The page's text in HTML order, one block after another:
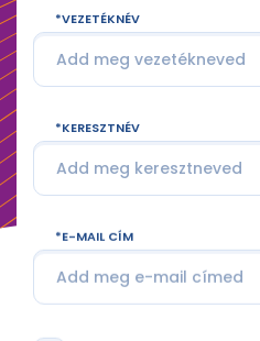
VEZETÉKNÉV
KERESZTNÉV
E-MAIL CÍM